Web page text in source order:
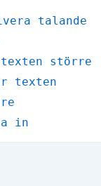
talande
texten större
texten
in